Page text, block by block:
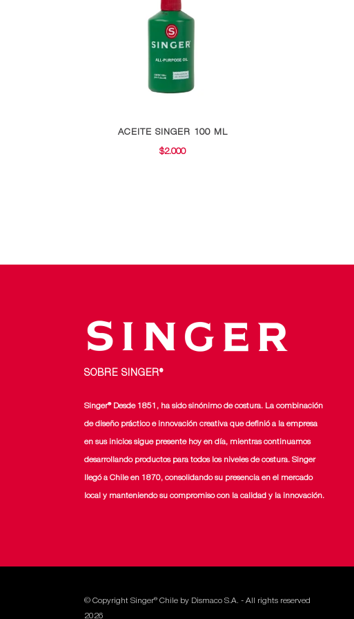
ACEITE SINGER 100 ML
$2.000
SOBRE SINGER®
Singer® Desde 1851, ha sido sinónimo de costura. La combinación
de diseño práctico e innovación creativa que definió a la empresa
en sus inicios sigue presente hoy en día, mientras continuamos
desarrollando productos para todos los niveles de costura. Singer
llegó a Chile en 1870, consolidando su presencia en el mercado
local y manteniendo su compromiso con la calidad y la innovación.
© Copyright Singer® Chile by Dismaco S.A. - All rights reserved
2026